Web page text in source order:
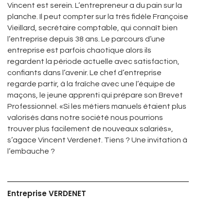
Vincent est serein. L’entrepreneur a du pain sur la
planche. Il peut compter sur la très fidèle Françoise
Vieillard, secrétaire comptable, qui connaît bien
l’entreprise depuis 38 ans. Le parcours d’une
entreprise est parfois chaotique alors ils
regardent la période actuelle avec satisfaction,
confiants dans l’avenir. Le chef d’entreprise
regarde partir, à la fraîche avec une l’équipe de
maçons, le jeune apprenti qui prépare son Brevet
Professionnel. «Si les métiers manuels étaient plus
valorisés dans notre société nous pourrions
trouver plus facilement de nouveaux salariés»,
s’agace Vincent Verdenet. Tiens ? Une invitation à
l’embauche ?
Entreprise VERDENET